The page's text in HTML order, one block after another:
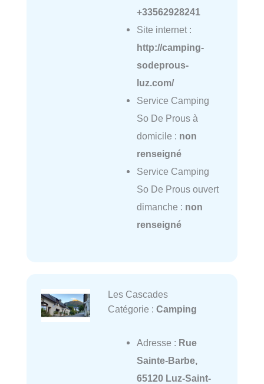
+33562928241
Site internet :
http://camping-
sodeprous-
luz.com/
Service Camping
So De Prous à
domicile : non
renseigné
Service Camping
So De Prous ouvert
dimanche : non
renseigné
Les Cascades
Catégorie : Camping
Adresse : Rue
Sainte-Barbe,
65120 Luz-Saint-